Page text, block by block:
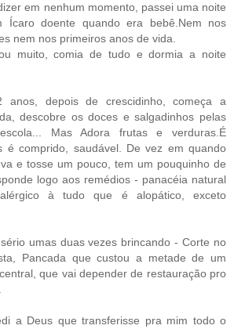
em nenhum momento, passei uma noite
Ícaro doente quando era bebê.Nem nos
nem nos primeiros anos de vida.
muito, comia de tudo e dormia a noite
anos, depois de crescidinho, começa a
descobre os doces e salgadinhos pelas
Mas Adora frutas e verduras.É
é comprido, saudável. De vez em quando
e tosse um pouco, tem um pouquinho de
logo aos remédios - panacéia natural
à tudo que é alopático, exceto
umas duas vezes brincando - Corte no
Pancada que custou a metade de um
que vai depender de restauração pro
a Deus que transferisse pra mim todo o